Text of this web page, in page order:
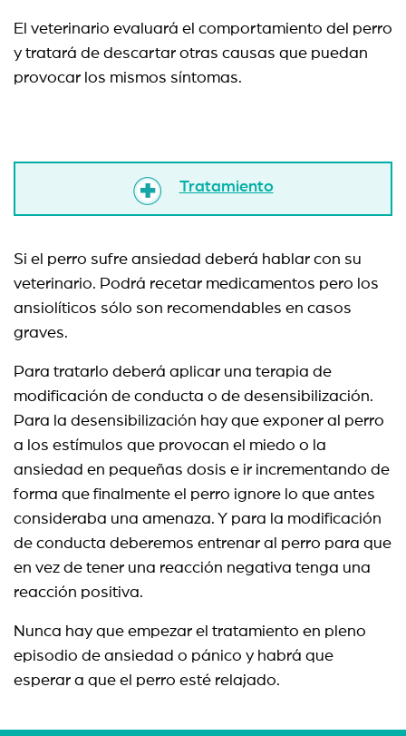
El veterinario evaluará el comportamiento del perro
y tratará de descartar otras causas que puedan
provocar los mismos síntomas.
Tratamiento
Si el perro sufre ansiedad deberá hablar con su
veterinario. Podrá recetar medicamentos pero los
ansiolíticos sólo son recomendables en casos
graves.
Para tratarlo deberá aplicar una terapia de
modificación de conducta o de desensibilización.
Para la desensibilización hay que exponer al perro
a los estímulos que provocan el miedo o la
ansiedad en pequeñas dosis e ir incrementando de
forma que finalmente el perro ignore lo que antes
consideraba una amenaza. Y para la modificación
de conducta deberemos entrenar al perro para que
en vez de tener una reacción negativa tenga una
reacción positiva.
Nunca hay que empezar el tratamiento en pleno
episodio de ansiedad o pánico y habrá que
esperar a que el perro esté relajado.